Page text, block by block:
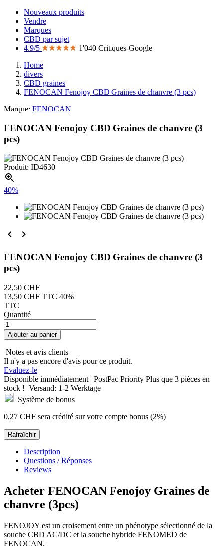
Nouveaux produits
Vendre
Marques
CBD par sujet
4.9/5
1'040 Critiques-Google
Home
divers
CBD graines
FENOCAN Fenojoy CBD Graines de chanvre (3 pcs)
Marque: FENOCAN
FENOCAN Fenojoy CBD Graines de chanvre (3
pcs)
Produit: ID4630

40%
 
FENOCAN Fenojoy CBD Graines de chanvre (3
pcs)
22,50 CHF
13,50 CHF TTC 40%
TTC
Quantité
Ajouter au panier
Notes et avis clients
Il n'y a pas encore d'avis pour ce produit.
Evaluez-le
Disponible immédiatement | PostPac Priority Plus que 3 pièces en
stock ! Versand: 1-2 Werktage
Système de bonus
0,27 CHF sera crédité sur votre compte bonus (2%)
Description
Questions / Réponses
Reviews
Acheter FENOCAN Fenojoy Graines de
chanvre (3pcs)
FENOJOY est un croisement entre un phénotype sélectionné de la
souche CBD AC/DC et la souche hybride FENOMED de
FENOCAN.